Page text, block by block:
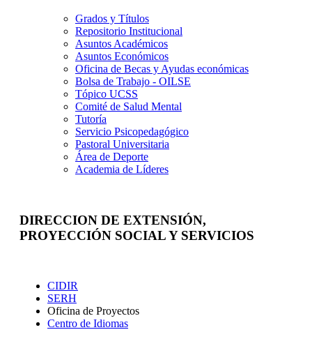
Grados y Títulos
Repositorio Institucional
Asuntos Académicos
Asuntos Económicos
Oficina de Becas y Ayudas económicas
Bolsa de Trabajo - OILSE
Tópico UCSS
Comité de Salud Mental
Tutoría
Servicio Psicopedagógico
Pastoral Universitaria
Área de Deporte
Academia de Líderes
DIRECCION DE EXTENSIÓN,
PROYECCIÓN SOCIAL Y SERVICIOS
CIDIR
SERH
Oficina de Proyectos
Centro de Idiomas